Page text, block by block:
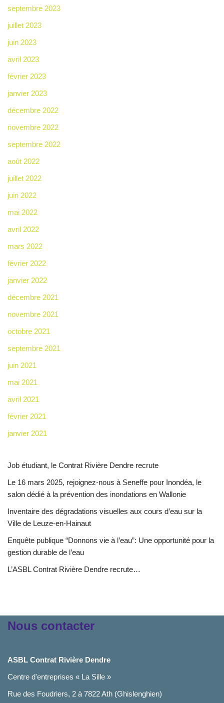
septembre 2023
juillet 2023
juin 2023
avril 2023
février 2023
janvier 2023
décembre 2022
novembre 2022
septembre 2022
août 2022
juillet 2022
juin 2022
mai 2022
avril 2022
mars 2022
février 2022
janvier 2022
décembre 2021
novembre 2021
octobre 2021
septembre 2021
juin 2021
mai 2021
avril 2021
février 2021
janvier 2021
Job étudiant, le Contrat Rivière Dendre recrute
Le 16 mars 2025, rejoignez-nous à Seneffe pour Inondéa, le
salon dédié à la prévention des inondations en Wallonie
Inventaire des dégradations visuelles aux cours d’eau sur la
Ville de Leuze-en-Hainaut
Enquête publique “Donnons vie à l’eau”: Une opportunité pour la
gestion durable de l’eau
L’ASBL Contrat Rivière Dendre recrute…
Nous contacter
ASBL Contrat Rivière Dendre
Centre d'entreprises « La Sille »
Rue des Foudriers, 2 à 7822 Ath (Ghislenghien)